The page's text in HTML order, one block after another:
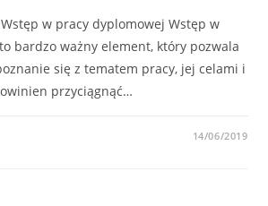
w pracy dyplomowej Wstęp w
bardzo ważny element, który pozwala
się z tematem pracy, jej celami i
przyciągnąć…
14/06/2019